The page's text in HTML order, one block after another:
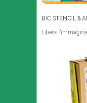
BIC STENCIL &
Libera